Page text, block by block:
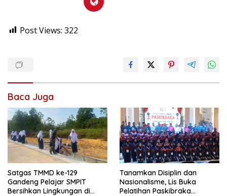
Post Views: 322
Baca Juga
Satgas TMMD ke-129
Gandeng Pelajar SMPIT
Bersihkan Lingkungan di
Tanamkan Disiplin dan
Nasionalisme, Lis Buka
Pelatihan Paskibraka